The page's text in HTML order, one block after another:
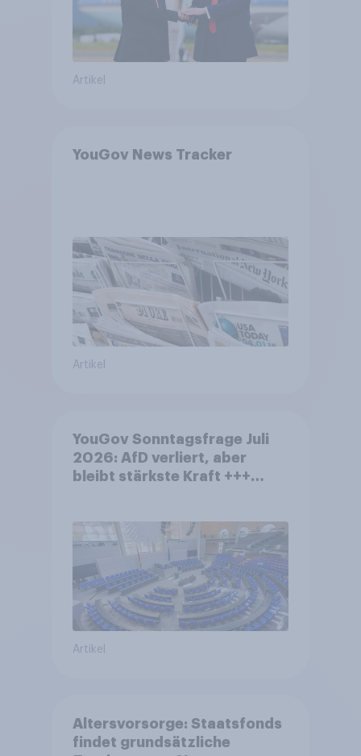
Artikel
YouGov News Tracker
Artikel
YouGov Sonntagsfrage Juli
2026: AfD verliert, aber
bleibt stärkste Kraft +++
Artikel
Altersvorsorge: Staatsfonds
findet grundsätzliche